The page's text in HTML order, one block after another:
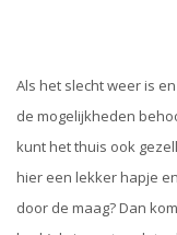
Als het slecht weer is
de mogelijkheden
kunt het thuis ook
hier een lekker hapje
door de maag? Dan